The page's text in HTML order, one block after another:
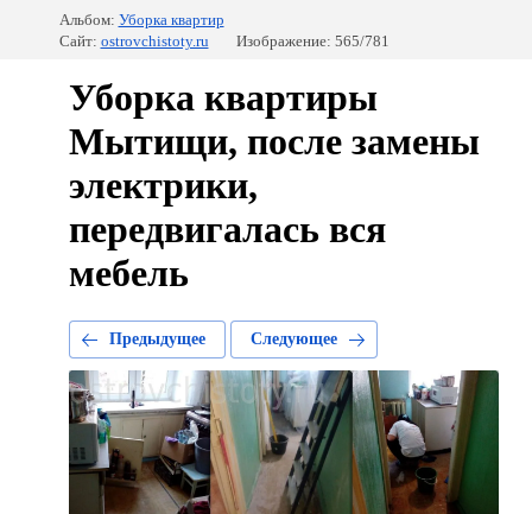
Альбом: Уборка квартир
Сайт: ostrovchistoty.ru Изображение: 565/781
Уборка квартиры
Мытищи, после замены
электрики,
передвигалась вся
мебель
Предыдущее Следующее